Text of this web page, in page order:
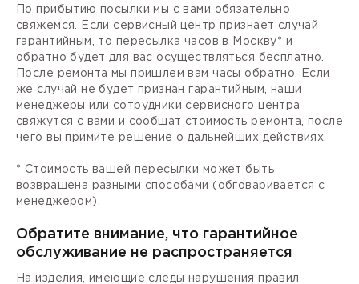
По прибытию посылки мы с вами обязательно
свяжемся. Если сервисный центр признает случай
гарантийным, то пересылка часов в Москву* и
обратно будет для вас осуществляться бесплатно.
После ремонта мы пришлем вам часы обратно. Если
же случай не будет признан гарантийным, наши
менеджеры или сотрудники сервисного центра
свяжутся с вами и сообщат стоимость ремонта, после
чего вы примите решение о дальнейших действиях.
* Стоимость вашей пересылки может быть
возвращена разными способами (обговаривается с
менеджером).
Обратите внимание, что гарантийное
обслуживание не распространяется
На изделия, имеющие следы нарушения правил